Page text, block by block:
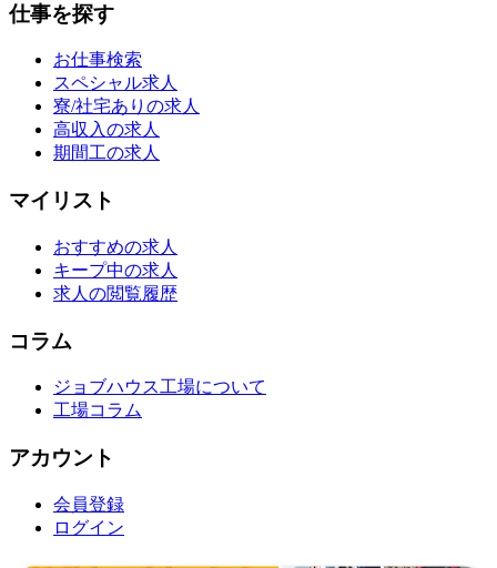
仕事を探す
お仕事検索
スペシャル求人
寮/社宅ありの求人
高収入の求人
期間工の求人
マイリスト
おすすめの求人
キープ中の求人
求人の閲覧履歴
コラム
ジョブハウス工場について
工場コラム
アカウント
会員登録
ログイン